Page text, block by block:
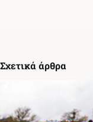
Σχετικά άρθρα